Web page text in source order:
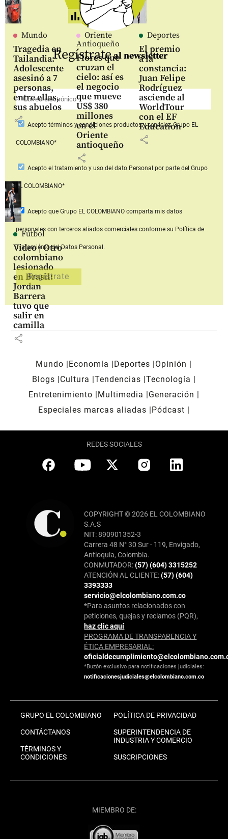
Mundo
Tragedia en
Tailandia:
Adolescente
asesinó a 7
personas,
entre ellas,
sus abuelos
share
Oriente
Antioqueño
Flores que
cruzan el
cielo: así es
el negocio
que mueve
US$ 380
millones
en el
Oriente
antioqueño
share
Deportes
El premio
a la
constancia:
Juan Felipe
Rodríguez
asciende al
WorldTour
con el EF
Education
share
Fútbol
Video | Otro
colombiano
lesionado
en Brasil:
Jordan
Barrera
tuvo que
salir en
camilla
share
Regístrateal newsletter
Aceptotérminos y condiciones productos y serviciosGrupo EL
COLOMBIANO*
Acepto el tratamiento y uso del dato Personal por parte del Grupo
EL COLOMBIANO*
Acepto que Grupo EL COLOMBIANOcomparta mis datos
personales con terceros aliados comerciales conforme su Política de
Tratamiento del Datos Personal.
Mundo Economía Deportes
Opinión
Blogs
Cultura Tendencias Tecnología
Entretenimiento
Multimedia
Generación
Especiales marcas aliadas
Pódcast
REDES SOCIALES
COPYRIGHT © 2026 EL COLOMBIANO
S.A.S
NIT: 890901352-3
Carrera 48 N° 30 Sur - 119, Envigado,
Antioquia, Colombia.
CONMUTADOR:(57) (604) 3315252
ATENCIÓN AL CLIENTE:(57) (604)
3393333
servicio@elcolombiano.com.co
*Para asuntos relacionados con
peticiones, quejas y reclamos (PQR),
haz clic aquí
PROGRAMA DE TRANSPARENCIA Y
ÉTICA EMPRESARIAL:
*Buzón exclusivo para notificaciones judiciales:
notificacionesjudiciales@elcolombiano.com.co
GRUPO EL COLOMBIANO
CONTÁCTANOS
TÉRMINOS Y
CONDICIONES
POLÍTICA DE PRIVACIDAD
SUPERINTENDENCIA DE
INDUSTRIA Y COMERCIO
SUSCRIPCIONES
MIEMBRO DE: